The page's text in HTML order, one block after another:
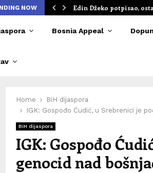
NOW Edin Džeko potpisao,
Bosnia Appeal
Home
BiH dijaspora
IGK: Gospođo Ćudić, u Srebrenici je
BiH dijaspora
IGK: Gospođo
genocid nad